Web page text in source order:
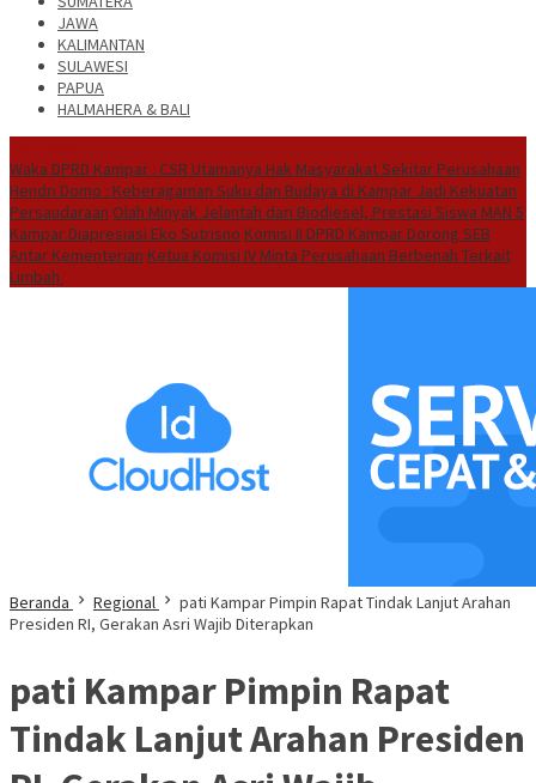
JAWA
KALIMANTAN
SULAWESI
PAPUA
HALMAHERA & BALI
Waka DPRD Kampar : CSR Utamanya Hak Masyarakat Sekitar Perusahaan
Hendri Domo : Keberagaman Suku dan Budaya di Kampar Jadi Kekuatan
Persaudaraan Olah Minyak Jelantah dari Biodiesel, Prestasi Siswa MAN 5
Kampar Diapresiasi Eko Sutrisno Komisi II DPRD Kampar Dorong SEB
Antar Kementerian Ketua Komisi IV Minta Perusahaan Berbenah Terkait
Limbah
Beranda Regional
pati Kampar Pimpin Rapat Tindak Lanjut Arahan
Presiden RI, Gerakan Asri Wajib Diterapkan
pati Kampar Pimpin Rapat
Tindak Lanjut Arahan Presiden